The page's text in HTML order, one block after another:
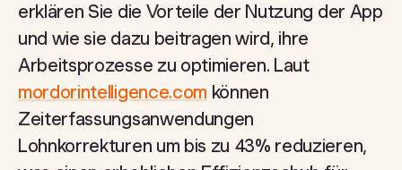
erklären Sie die Vorteile der Nutzung der App
und wie sie dazu beitragen wird, ihre
Arbeitsprozesse zu optimieren. Laut
mordorintelligence.com können
Zeiterfassungsanwendungen
Lohnkorrekturen um bis zu 43% reduzieren,